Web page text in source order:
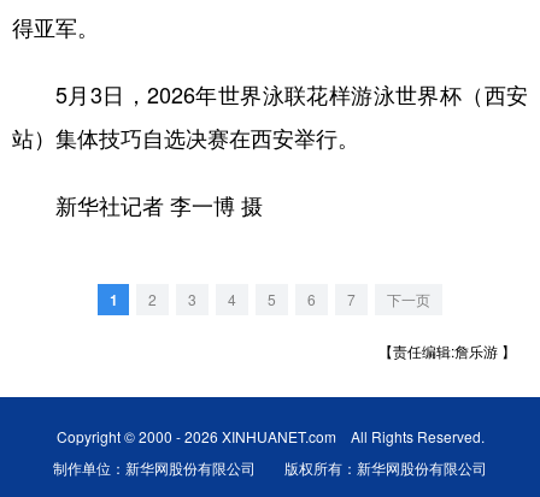
得亚军。
5月3日，2026年世界泳联花样游泳世界杯（西安
站）集体技巧自选决赛在西安举行。
新华社记者 李一博 摄
1 2 3 4 5 6 7 下一页
【责任编辑:詹乐游 】
Copyright © 2000 - 2026 XINHUANET.com All Rights Reserved.
制作单位：新华网股份有限公司 版权所有：新华网股份有限公司